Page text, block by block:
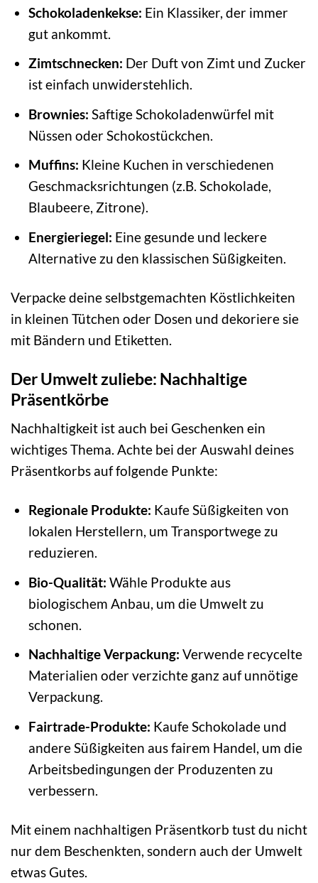
Schokoladenkekse: Ein Klassiker, der immer
gut ankommt.
Zimtschnecken: Der Duft von Zimt und Zucker
ist einfach unwiderstehlich.
Brownies: Saftige Schokoladenwürfel mit
Nüssen oder Schokostückchen.
Muffins: Kleine Kuchen in verschiedenen
Geschmacksrichtungen (z.B. Schokolade,
Blaubeere, Zitrone).
Energieriegel: Eine gesunde und leckere
Alternative zu den klassischen Süßigkeiten.
Verpacke deine selbstgemachten Köstlichkeiten
in kleinen Tütchen oder Dosen und dekoriere sie
mit Bändern und Etiketten.
Der Umwelt zuliebe: Nachhaltige
Präsentkörbe
Nachhaltigkeit ist auch bei Geschenken ein
wichtiges Thema. Achte bei der Auswahl deines
Präsentkorbs auf folgende Punkte:
Regionale Produkte: Kaufe Süßigkeiten von
lokalen Herstellern, um Transportwege zu
reduzieren.
Bio-Qualität: Wähle Produkte aus
biologischem Anbau, um die Umwelt zu
schonen.
Nachhaltige Verpackung: Verwende recycelte
Materialien oder verzichte ganz auf unnötige
Verpackung.
Fairtrade-Produkte: Kaufe Schokolade und
andere Süßigkeiten aus fairem Handel, um die
Arbeitsbedingungen der Produzenten zu
verbessern.
Mit einem nachhaltigen Präsentkorb tust du nicht
nur dem Beschenkten, sondern auch der Umwelt
etwas Gutes.